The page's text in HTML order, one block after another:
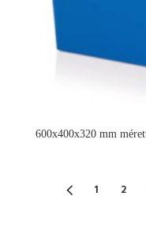
600x400x320 mm
1 2